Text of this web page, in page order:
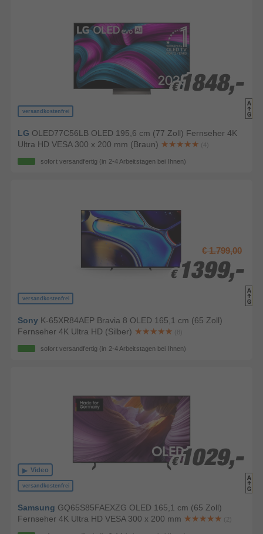
versandkostenfrei
€ 1848,-
€ 1848,-
LG OLED77C56LB OLED 195,6 cm (77 Zoll) Fernseher 4K
Ultra HD VESA 300 x 200 mm (Braun)
(4)
sofort versandfertig (in 2-4 Arbeitstagen bei Ihnen)
versandkostenfrei
€ 1.799,00
€ 1399,-
€ 1399,-
Sony K-65XR84AEP Bravia 8 OLED 165,1 cm (65 Zoll)
Fernseher 4K Ultra HD (Silber)
(8)
sofort versandfertig (in 2-4 Arbeitstagen bei Ihnen)
versandkostenfrei
Video
€ 1029,-
€ 1029,-
Samsung GQ65S85FAEXZG OLED 165,1 cm (65 Zoll)
Fernseher 4K Ultra HD VESA 300 x 200 mm
(2)